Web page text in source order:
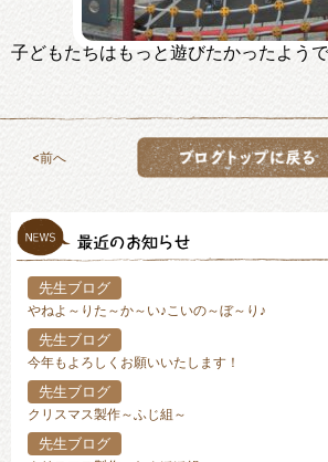
子どもたちはもっと遊びたかったようで
前へ
先生ブログ
やねよ～りた～か～い♪こいの～ぼ～り♪
先生ブログ
今年もよろしくお願いいたします！
先生ブログ
クリスマス製作～ふじ組～
先生ブログ